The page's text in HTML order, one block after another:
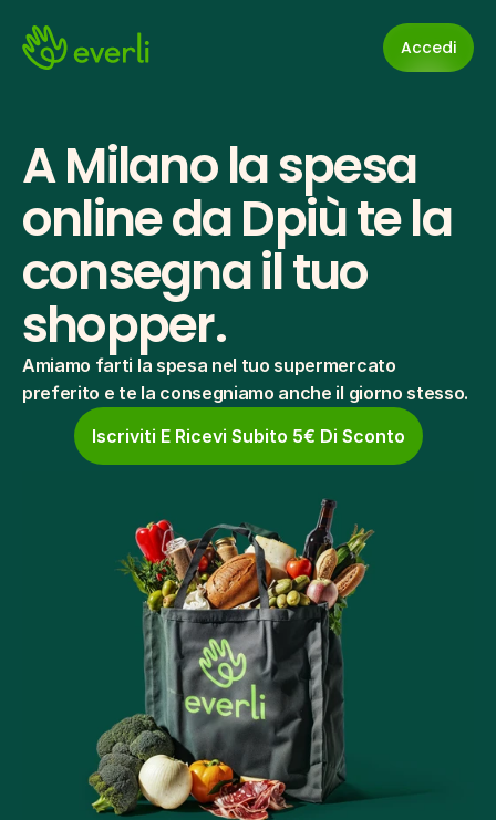
Accedi
A Milano la spesa
online da Dpiù te la
consegna il tuo
shopper.
Amiamo farti la spesa nel tuo supermercato
preferito e te la consegniamo anche il giorno stesso.
Iscriviti E Ricevi Subito 5€ Di Sconto